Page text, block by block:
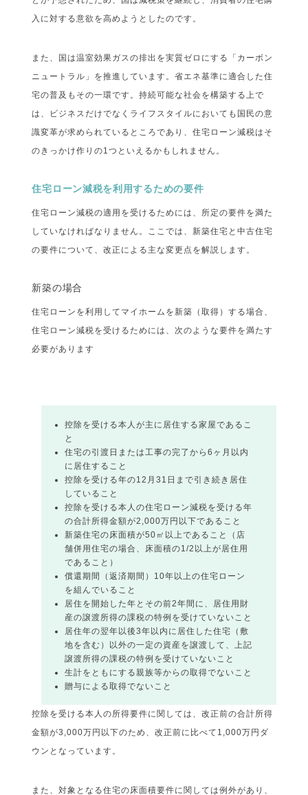
入に対する意欲を高めようとしたのです。
また、国は温室効果ガスの排出を実質ゼロにする「カーボン
ニュートラル」を推進しています。省エネ基準に適合した住
宅の普及もその一環です。持続可能な社会を構築する上で
は、ビジネスだけでなくライフスタイルにおいても国民の意
識変革が求められているところであり、住宅ローン減税はそ
のきっかけ作りの1つといえるかもしれません。
住宅ローン減税を利用するための要件
住宅ローン減税の適用を受けるためには、所定の要件を満た
していなければなりません。ここでは、新築住宅と中古住宅
の要件について、改正による主な変更点を解説します。
新築の場合
住宅ローンを利用してマイホームを新築（取得）する場合、
住宅ローン減税を受けるためには、次のような要件を満たす
必要があります
控除を受ける本人が主に居住する家屋であるこ
と
住宅の引渡日または工事の完了から6ヶ月以内
に居住すること
控除を受ける年の12月31日まで引き続き居住
していること
控除を受ける本人の住宅ローン減税を受ける年
の合計所得金額が2,000万円以下であること
新築住宅の床面積が50㎡以上であること（店
舗併用住宅の場合、床面積の1/2以上が居住用
であること）
償還期間（返済期間）10年以上の住宅ローン
を組んでいること
居住を開始した年とその前2年間に、居住用財
産の譲渡所得の課税の特例を受けていないこと
居住年の翌年以後3年以内に居住した住宅（敷
地を含む）以外の一定の資産を譲渡して、上記
譲渡所得の課税の特例を受けていないこと
生計をともにする親族等からの取得でないこと
贈与による取得でないこと
控除を受ける本人の所得要件に関しては、改正前の合計所得
金額が3,000万円以下のため、改正前に比べて1,000万円ダ
ウンとなっています。
また、対象となる住宅の床面積要件に関しては例外があり、